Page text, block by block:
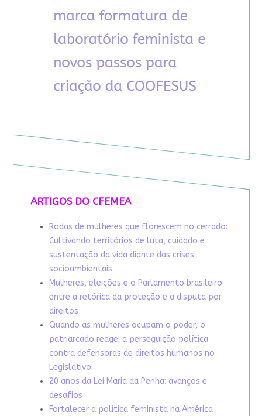
ARTIGOS DO CFEMEA
Rodas de mulheres que florescem no cerrado:
Cultivando territórios de luta, cuidado e
sustentação da vida diante das crises
socioambientais
Mulheres, eleições e o Parlamento brasileiro:
entre a retórica da proteção e a disputa por
direitos
Quando as mulheres ocupam o poder, o
patriarcado reage: a perseguição política
contra defensoras de direitos humanos no
Legislativo
20 anos da Lei Maria da Penha: avanços e
desafios
Fortalecer a política feminista na América